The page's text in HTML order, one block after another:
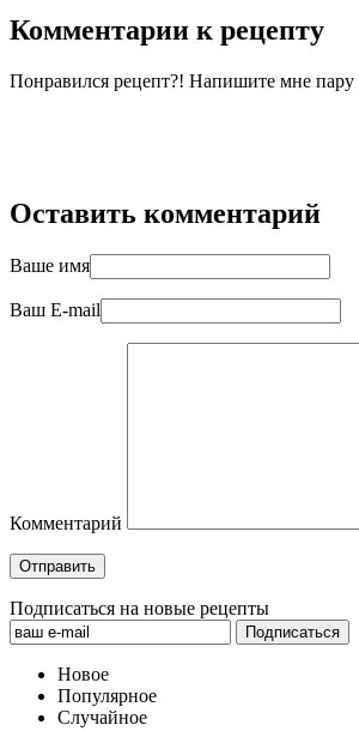
Комментарии к рецепту
Понравился рецепт?! Напишите мне пару
Оставить комментарий
Ваше имя
Ваш E-mail
Комментарий
Подписаться на новые рецепты
Новое
Популярное
Случайное